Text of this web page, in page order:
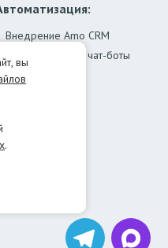
Внедрение Amo CRM
ИИ-ассистенты и чат-боты
Интеграции
вы
.